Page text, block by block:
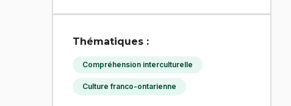
Thématiques :
Compréhension interculturelle
Culture franco-ontarienne